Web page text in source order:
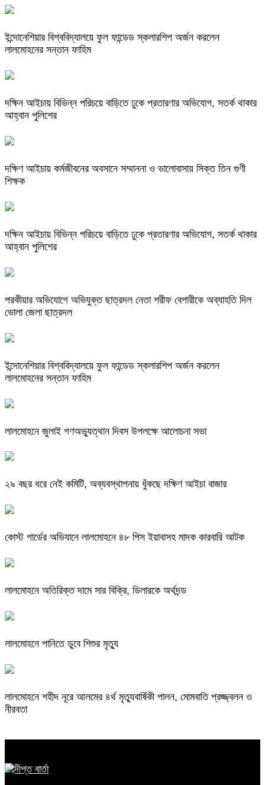
ইন্দোনেশিয়ার বিশ্ববিদ্যালয়ে ফুল ফান্ডেড স্কলারশিপ অর্জন করলেন
লালমোহনের সন্তান ফাহিম
দক্ষিন আইচায় ‎বিভিন্ন পরিচয়ে বাড়িতে ঢুকে প্রতারণার অভিযোগ, সতর্ক থাকার
আহ্বান পুলিশের
দক্ষিণ আইচায় কর্মজীবনের অবসানে সম্মাননা ও ভালোবাসায় সিক্ত তিন গুণী
শিক্ষক
দক্ষিন আইচায় ‎বিভিন্ন পরিচয়ে বাড়িতে ঢুকে প্রতারণার অভিযোগ, সতর্ক থাকার
আহ্বান পুলিশের
পরকীয়ার অভিযোগে অভিযুক্ত ছাত্রদল নেতা শরীফ বেপারীকে অব্যাহতি দিল
ভোলা জেলা ছাত্রদল
ইন্দোনেশিয়ার বিশ্ববিদ্যালয়ে ফুল ফান্ডেড স্কলারশিপ অর্জন করলেন
লালমোহনের সন্তান ফাহিম
লালমোহনে জুলাই গণঅভ্যুত্থান দিবস উপলক্ষে আলোচনা সভা
২৯ বছর ধরে নেই কমিটি, অব্যবস্থাপনায় ধুঁকছে দক্ষিণ আইচা বাজার
কোস্ট গার্ডের অভিযানে লালমোহনে ৪৮ পিস ইয়াবাসহ মাদক কারবারি আটক
লালমোহনে অতিরিক্ত দামে সার বিক্রি, ডিলারকে অর্থদন্ড
লালমোহনে পানিতে ডুবে শিশুর মৃত্যু
লালমোহনে শহীদ নূরে আলমের ৪র্থ মৃত্যুবার্ষিকী পালন, মোমবাতি প্রজ্জ্বলন ও
নীরবতা